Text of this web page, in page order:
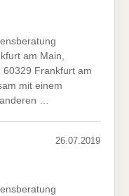
am Main,
Frankfurt am
mit einem
…
26.07.2019